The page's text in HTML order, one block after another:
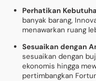
Perhatikan
banyak barang,
menawarkan ruang
Sesuaikan dengan
sesuaikan dengan
ekonomis hingga
pertimbangkan